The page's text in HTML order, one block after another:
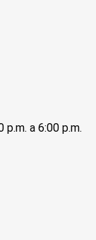
p.m. a 6:00 p.m.